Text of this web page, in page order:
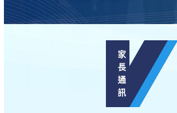
家
長
通
訊